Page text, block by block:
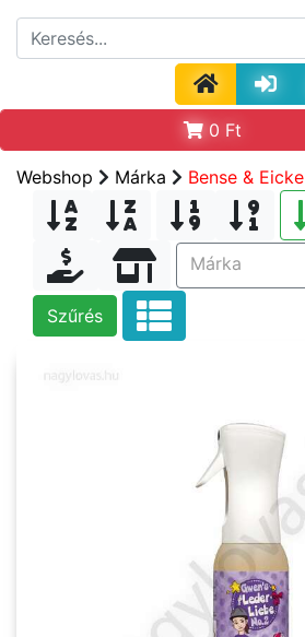
0 Ft
Webshop Márka Bense & Eicke
Márka
Szűrés